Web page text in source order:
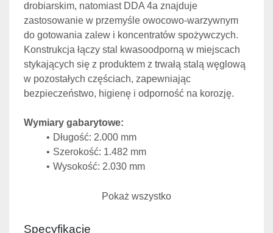
drobiarskim, natomiast DDA 4a znajduje
zastosowanie w przemyśle owocowo-warzywnym
do gotowania zalew i koncentratów spożywczych.
Konstrukcja łączy stal kwasoodporną w miejscach
stykających się z produktem z trwałą stalą węglową
w pozostałych częściach, zapewniając
bezpieczeństwo, higienę i odporność na korozję.
Wymiary gabarytowe:
Długość: 2.000 mm
Szerokość: 1.482 mm
Wysokość: 2.030 mm
Pojemność części ciśnieniowej: 198 l
Pokaż wszystko
Specyfikacje